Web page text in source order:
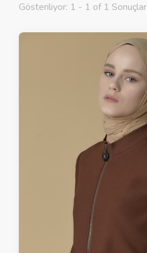
Gösteriliyor: 1 - 1 of 1 Sonuçlar